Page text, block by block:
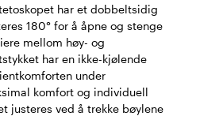
har et dobbeltsidig
180° for å åpne og stenge
mellom høy- og
har en ikke-kjølende
under
komfort og individuell
justeres ved å trekke bøylene